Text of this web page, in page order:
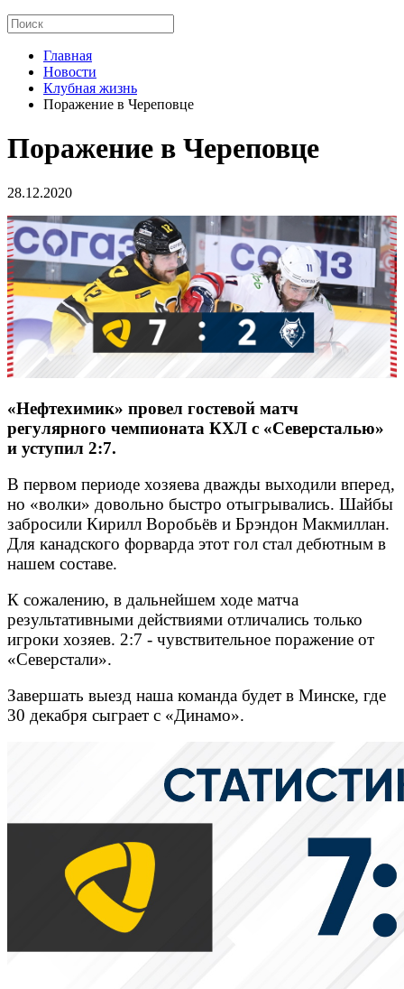
Главная
Новости
Клубная жизнь
Поражение в Череповце
Поражение в Череповце
28.12.2020
«Нефтехимик» провел гостевой матч
регулярного чемпионата КХЛ с «Северсталью»
и уступил 2:7.
В первом периоде хозяева дважды выходили вперед,
но «волки» довольно быстро отыгрывались. Шайбы
забросили Кирилл Воробьёв и Брэндон Макмиллан.
Для канадского форварда этот гол стал дебютным в
нашем составе.
К сожалению, в дальнейшем ходе матча
результативными действиями отличались только
игроки хозяев. 2:7 - чувствительное поражение от
«Северстали».
Завершать выезд наша команда будет в Минске, где
30 декабря сыграет с «Динамо».